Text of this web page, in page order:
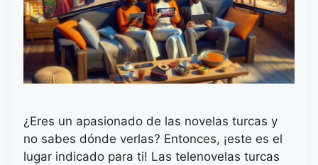
¿Eres un apasionado de las novelas turcas y
no sabes dónde verlas? Entonces, ¡este es el
lugar indicado para ti! Las telenovelas turcas